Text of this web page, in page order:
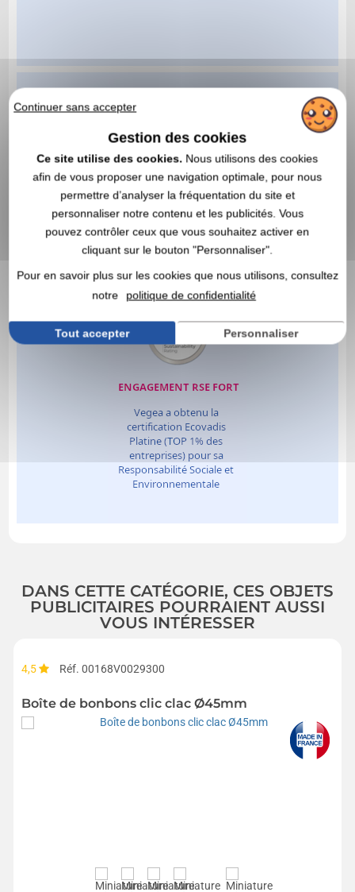
DANS CETTE CATÉGORIE, CES OBJETS
PUBLICITAIRES POURRAIENT AUSSI
VOUS INTÉRESSER
4,5 Réf. 00168V0029300
Boîte de bonbons clic clac Ø45mm
Continuer sans accepter
Gestion des cookies
Ce site utilise des cookies. Nous utilisons des cookies
afin de vous proposer une navigation optimale, pour nous
permettre d’analyser la fréquentation du site et
personnaliser notre contenu et les publicités. Vous
pouvez contrôler ceux que vous souhaitez activer en
cliquant sur le bouton "Personnaliser".
Pour en savoir plus sur les cookies que nous utilisons, consultez
notre
politique de confidentialité
Tout accepter Personnaliser